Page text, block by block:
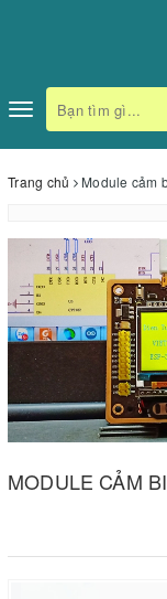
Toggle
navigation
Trang chủ Module cảm
MODULE CẢM